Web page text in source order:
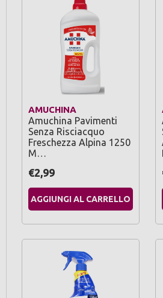
AMUCHINA
Amuchina Pavimenti
Senza Risciacquo
Freschezza Alpina 1250
M…
€2,99
AGGIUNGI AL CARRELLO